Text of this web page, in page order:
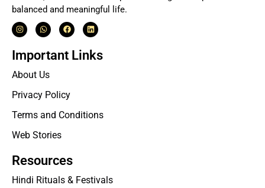
balanced and meaningful life.
Important Links
About Us
Privacy Policy
Terms and Conditions
Web Stories
Resources
Hindi Rituals & Festivals